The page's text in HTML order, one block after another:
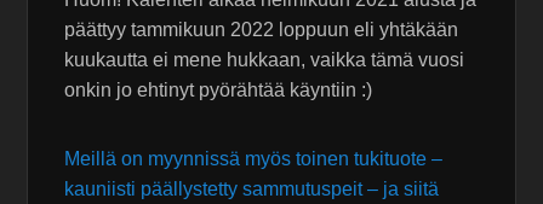
päättyy tammikuun 2022 loppuun eli yhtäkään
kuukautta ei mene hukkaan, vaikka tämä vuosi
onkin jo ehtinyt pyörähtää käyntiin :)
Meillä on myynnissä myös toinen tukituote –
kauniisti päällystetty sammutuspeit – ja siitä